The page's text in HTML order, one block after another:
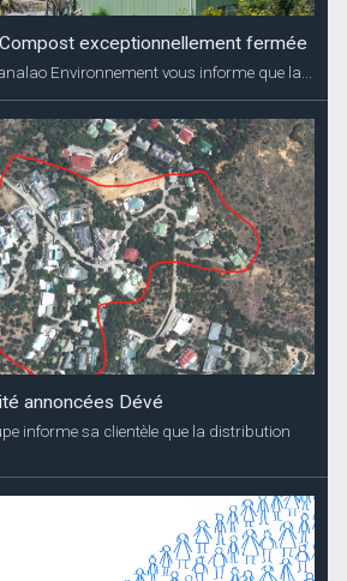
exceptionnellement fermée
Environnement vous informe que la...
annoncées Dévé
informe sa clientèle que la distribution